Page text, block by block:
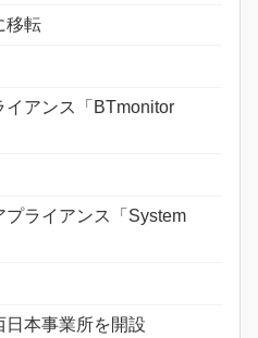
移転
イアンス「BTmonitor
ライアンス「System
日本事業所を開設